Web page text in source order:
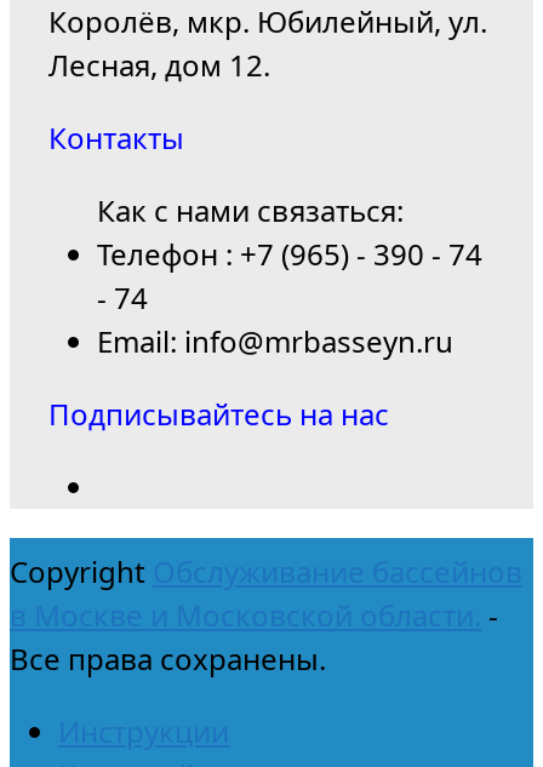
Королёв, мкр. Юбилейный, ул.
Лесная, дом 12.
Контакты
Как с нами связаться:
Телефон : +7 (965) - 390 - 74
- 74
Email: info@mrbasseyn.ru
Подписывайтесь на нас
Copyright Обслуживание бассейнов
в Москве и Московской области. -
Все права сохранены.
Инструкции